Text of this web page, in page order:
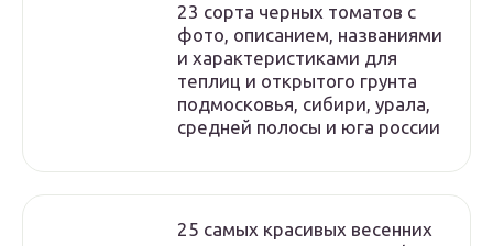
23 сорта черных томатов с
фото, описанием, названиями
и характеристиками для
теплиц и открытого грунта
подмосковья, сибири, урала,
средней полосы и юга россии
25 самых красивых весенних